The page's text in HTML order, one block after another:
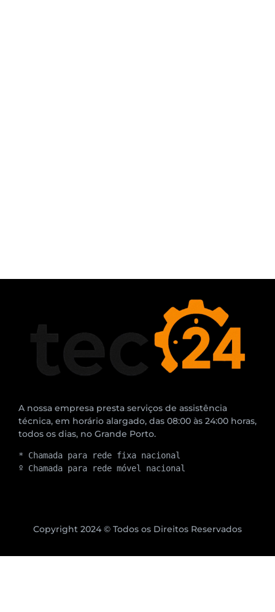
A nossa empresa presta serviços de assistência
técnica, em horário alargado, das 08:00 às 24:00 horas,
todos os dias, no Grande Porto.
* Chamada para rede fixa nacional
º Chamada para rede móvel nacional
Copyright 2024 © Todos os Direitos Reservados